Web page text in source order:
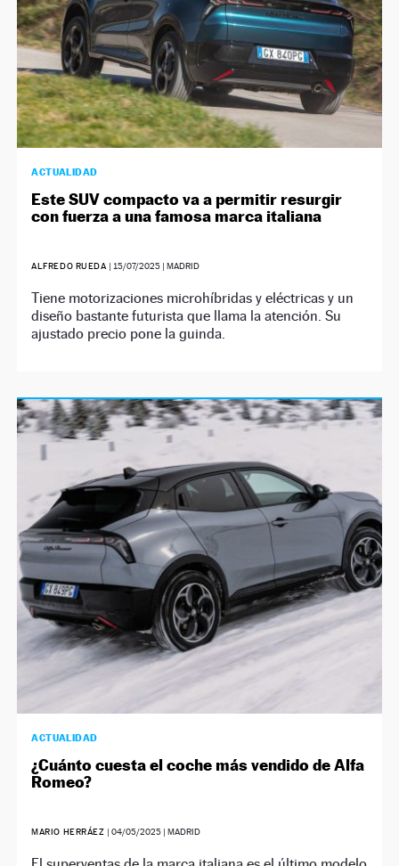
ACTUALIDAD
Este SUV compacto va a permitir resurgir
con fuerza a una famosa marca italiana
ALFREDO RUEDA | 15/07/2025 | MADRID
Tiene motorizaciones microhíbridas y eléctricas y un
diseño bastante futurista que llama la atención. Su
ajustado precio pone la guinda.
ACTUALIDAD
¿Cuánto cuesta el coche más vendido de Alfa
Romeo?
MARIO HERRÁEZ |04/05/2025 | MADRID